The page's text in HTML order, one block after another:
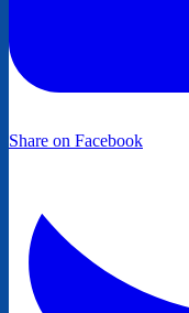
Share on Facebook